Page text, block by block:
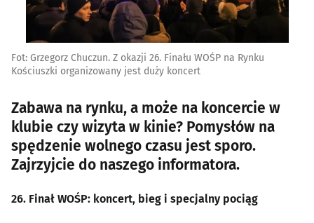
Fot: Grzegorz Chuczun. Z okazji 26. Finału WOŚP na Rynku
Kościuszki organizowany jest duży koncert
Zabawa na rynku, a może na koncercie w
klubie czy wizyta w kinie? Pomysłów na
spędzenie wolnego czasu jest sporo.
Zajrzyjcie do naszego informatora.
26. Finał WOŚP: koncert, bieg i specjalny pociąg